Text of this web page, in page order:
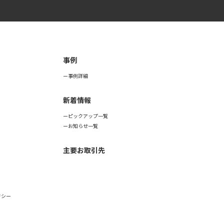
ー
事例
事例詳細
新着情報
ピックアップ一覧
お知らせ一覧
主要お取引先